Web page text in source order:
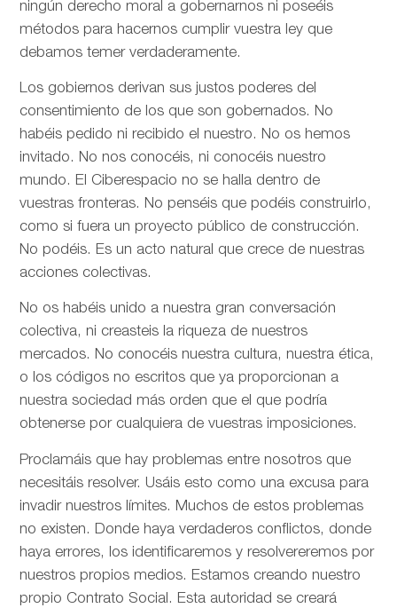
ningún derecho moral a gobernarnos ni poseéis
métodos para hacernos cumplir vuestra ley que
debamos temer verdaderamente.
Los gobiernos derivan sus justos poderes del
consentimiento de los que son gobernados. No
habéis pedido ni recibido el nuestro. No os hemos
invitado. No nos conocéis, ni conocéis nuestro
mundo. El Ciberespacio no se halla dentro de
vuestras fronteras. No penséis que podéis construirlo,
como si fuera un proyecto público de construcción.
No podéis. Es un acto natural que crece de nuestras
acciones colectivas.
No os habéis unido a nuestra gran conversación
colectiva, ni creasteis la riqueza de nuestros
mercados. No conocéis nuestra cultura, nuestra ética,
o los códigos no escritos que ya proporcionan a
nuestra sociedad más orden que el que podría
obtenerse por cualquiera de vuestras imposiciones.
Proclamáis que hay problemas entre nosotros que
necesitáis resolver. Usáis esto como una excusa para
invadir nuestros límites. Muchos de estos problemas
no existen. Donde haya verdaderos conflictos, donde
haya errores, los identificaremos y resolvereremos por
nuestros propios medios. Estamos creando nuestro
propio Contrato Social. Esta autoridad se creará